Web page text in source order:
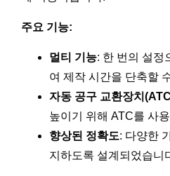
주요 기능:
멀티 기능: 한 번의 설정
여 제작 시간을 단축할
자동 공구 교환장치
높이기 위해 ATC를 사
향상된 정확도: 다양한
지하도록 설계되었습니